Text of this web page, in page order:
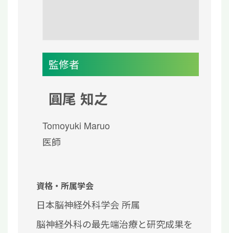
監修者
圓尾 知之
Tomoyuki Maruo
医師
資格・所属学会
日本脳神経外科学会 所属
脳神経外科の最先端治療と研究成果を